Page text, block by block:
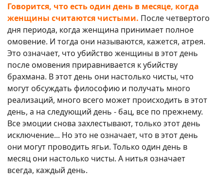
Говорится, что есть один день в месяце, когда
женщины считаются чистыми. После четвертого
дня периода, когда женщина принимает полное
омовение. И тогда они называются, кажется, атрея.
Это означает, что убийство женщины в этот день
после омовения приравнивается к убийству
брахмана. В этот день они настолько чисты, что
могут обсуждать философию и получать много
реализаций, много всего может происходить в этот
день, а на следующий день - бац, все по прежнему.
Все эмоции снова захлестывают, только этот день
исключение... Но это не означает, что в этот день
они могут проводить ягьи. Только один день в
месяц они настолько чисты. А нитья означает
всегда, каждый день.